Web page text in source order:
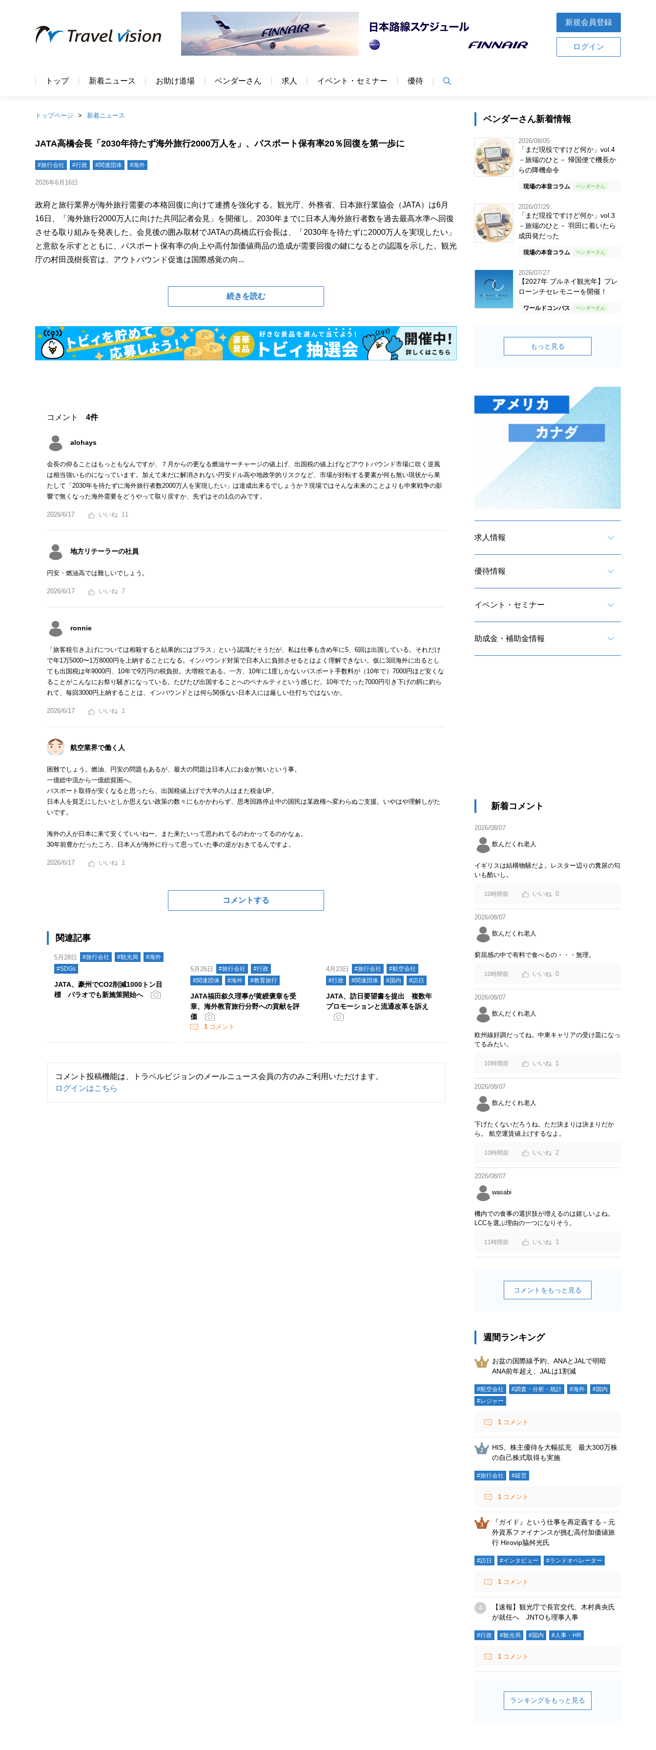
新規会員登録
ログイン
トップ 新着ニュース お助け道場 ベンダーさん 求人 イベント・セミナー 優待
トップページ 新着ニュース
JATA高橋会長「2030年待たず海外旅行2000万人を」、パスポート保有率20％回復を第一歩に
#旅行会社 #行政 #関連団体 #海外
2026年6月16日
政府と旅行業界が海外旅行需要の本格回復に向けて連携を強化する。観光庁、外務省、日本旅行業協会（JATA）は6月
16日、「海外旅行2000万人に向けた共同記者会見」を開催し、2030年までに日本人海外旅行者数を過去最高水準へ回復
させる取り組みを発表した。会見後の囲み取材でJATAの髙橋広行会長は、「2030年を待たずに2000万人を実現したい」
と意欲を示すとともに、パスポート保有率の向上や高付加価値商品の造成が需要回復の鍵になるとの認識を示した。観光
庁の村田茂樹長官は、アウトバウンド促進は国際感覚の向...
続きを読む
コメント 4件
alohays
会長の仰ることはもっともなんですが、７月からの更なる燃油サーチャージの値上げ、出国税の値上げなどアウトバウンド市場に吹く逆風
は相当強いものになっています。加えて未だに解消されない円安ドル高や地政学的リスクなど、市場が好転する要素が何も無い現状から果
たして「2030年を待たずに海外旅行者数2000万人を実現したい」は達成出来るでしょうか？現場ではそんな未来のことよりも中東戦争の影
響で無くなった海外需要をどうやって取り戻すか、先ずはその1点のみです。
2026/6/17 11
地方リテーラーの社員
円安・燃油高では難しいでしょう。
2026/6/17 7
ronnie
「旅客税引き上げについては相殺すると結果的にはプラス」という認識だそうだが、私は仕事も含め年に5、6回は出国している。それだけ
で年1万5000〜1万8000円を上納することになる。インバウンド対策で日本人に負担させるとはよく理解できない。仮に3回海外に出るとし
ても出国税は年9000円、10年で9万円の税負担。大増税である。一方、10年に1度しかないパスポート手数料が（10年で）7000円ほど安くな
ることがこんなにお祭り騒ぎになっている。たびたび出国することへのペナルティという感じだ。10年でたった7000円引き下げの餌に釣ら
れて、毎回3000円上納することは、インバウンドとは何ら関係ない日本人には厳しい仕打ちではないか。
2026/6/17 1
航空業界で働く人
困難でしょう。燃油、円安の問題もあるが、最大の問題は日本人にお金が無いという事。
一億総中流から一億総貧困へ。
パスポート取得が安くなると思ったら、出国税値上げで大半の人はまた税金UP。
日本人を貧乏にしたいとしか思えない政策の数々にもかかわらず、思考回路停止中の国民は某政権へ変わらぬご支援。いやはや理解しがた
いです。
海外の人が日本に来て安くていいねー。また来たいって思われてるのわかってるのかなぁ。
30年前豊かだったころ、日本人が海外に行って思っていた事の逆がおきてるんですよ。
2026/6/17 1
コメントする
関連記事
5月28日 #旅行会社 #観光局
#海外
#SDGs
JATA、豪州でCO2削減1000トン目
標 パラオでも新施策開始へ
5月26日 #旅行会社
#行政
#関連団体
#海外 #教育旅行
JATA福田叙久理事が黄綬褒章を受
章、海外教育旅行分野への貢献を評
価
1コメント
4月23日 #旅行会社
#航空会社
#行政
#関連団体 #国内 #訪日
JATA、訪日要望書を提出 複数年
プロモーションと流通改革を訴え
コメント投稿機能は、トラベルビジョンのメールニュース会員の方のみご利用いただけます。
ログインはこちら
ベンダーさん新着情報
2026/08/05
「まだ現役ですけど何か」vol.4
－旅端のひと－ 帰国便で機長か
らの降機命令
現場の本音コラム
2026/07/29
「まだ現役ですけど何か」vol.3
－旅端のひと－ 羽田に着いたら
成田発だった
現場の本音コラム
2026/07/27
【2027年 ブルネイ観光年】プレ
ローンチセレモニーを開催！
ワールドコンパス
もっと見る
求人情報
優待情報
イベント・セミナー
助成金・補助金情報
新着コメント
2026/08/07
飲んだくれ老人
イギリスは結構物騒だよ。レスター辺りの糞尿の匂
いも酷いし。
10時間前 0
2026/08/07
飲んだくれ老人
窮屈感の中で有料で食べるの・・・無理。
10時間前 0
2026/08/07
飲んだくれ老人
欧州線好調だってね。中東キャリアの受け皿になっ
てるみたい。
10時間前 1
2026/08/07
飲んだくれ老人
下げたくないだろうね。ただ決まりは決まりだか
ら。 航空運賃値上げするなよ。
10時間前 2
2026/08/07
wasabi
機内での食事の選択肢が増えるのは嬉しいよね。
LCCを選ぶ理由の一つになりそう。
11時間前 1
コメントをもっと見る
週間ランキング
お盆の国際線予約、ANAとJALで明暗
ANA前年超え、JALは1割減
#航空会社 #調査・分析・統計 #海外
#国内
#レジャー
1 コメント
HIS、株主優待を大幅拡充 最大300万株
の自己株式取得も実施
#旅行会社 #経営
1 コメント
『ガイド』という仕事を再定義する－元
外資系ファイナンスが挑む高付加価値旅
行 Hirovip脇舛光氏
#訪日 #インタビュー #ランドオペレーター
1 コメント
【速報】観光庁で長官交代、木村典央氏
が就任へ JNTOも理事人事
#行政 #観光局 #国内 #人事・HR
1 コメント